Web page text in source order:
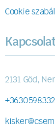
Cookie
2131 Göd,